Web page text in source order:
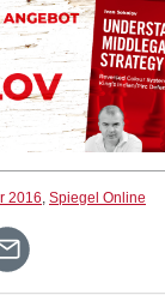
2016, Spiegel Online